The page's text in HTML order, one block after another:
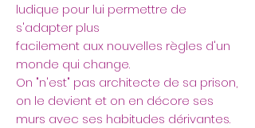
ludique pour lui permettre de
s'adapter plus
facilement aux nouvelles règles d'un
monde qui change.
On "n'est" pas architecte de sa prison,
on le devient et on en décore ses
murs avec ses habitudes dérivantes.